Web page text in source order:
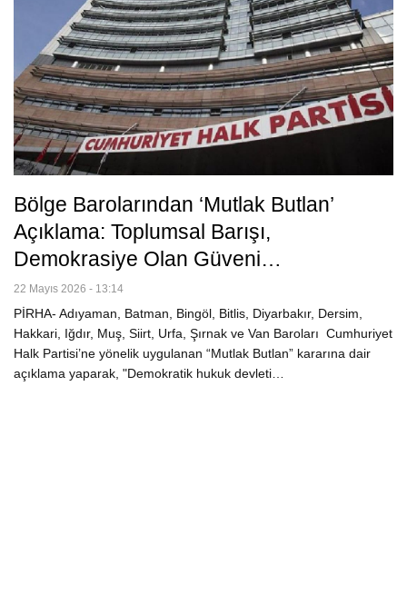
Bölge Barolarından ‘mutlak Butlan’
Açıklama: Toplumsal Barışı,
Demokrasiye Olan Güveni…
22 Mayıs 2026 - 13:14
PİRHA- Adıyaman, Batman, Bingöl, Bitlis, Diyarbakır, Dersim,
Hakkari, Iğdır, Muş, Siirt, Urfa, Şırnak ve Van Baroları Cumhuriyet
Halk Partisi’ne yönelik uygulanan “Mutlak Butlan” kararına dair
açıklama yaparak, "Demokratik hukuk devleti…